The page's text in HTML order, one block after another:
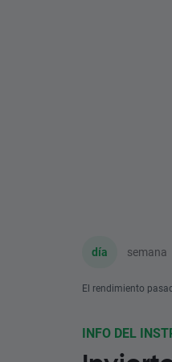
día semana
El rendimiento
INFO DEL